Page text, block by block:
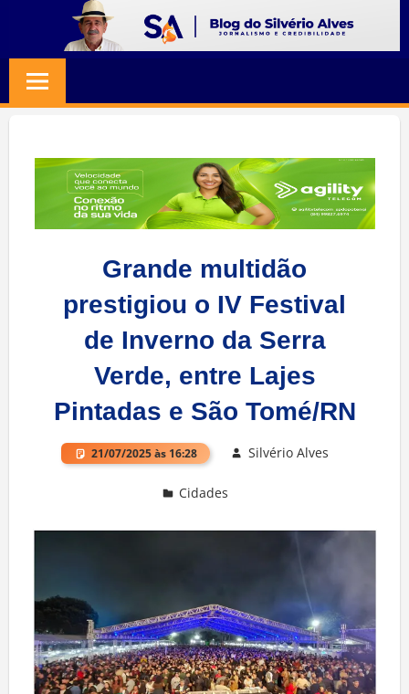
content
SILVERIO
ALVES
Jornalismo
Credibilidade
Grande multidão
prestigiou o IV Festival
de Inverno da Serra
Verde, entre Lajes
Pintadas e São Tomé/RN
21/07/2025 às 16:28 Silvério Alves
Cidades